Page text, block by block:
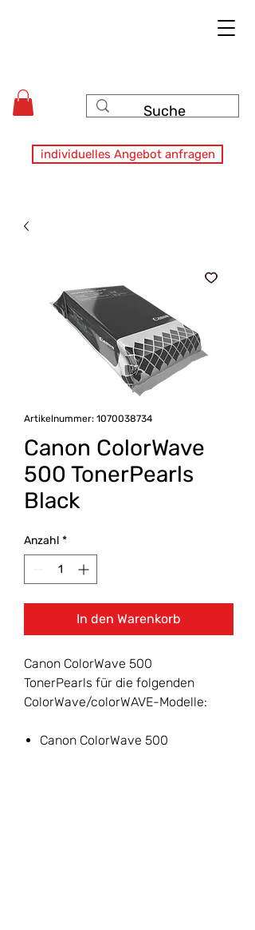
individuelles Angebot anfragen
Artikelnummer: 1070038734
Canon ColorWave
500 TonerPearls
Black
Anzahl *
In den Warenkorb
Canon ColorWave 500
TonerPearls für die folgenden
ColorWave/colorWAVE-Modelle:
Canon ColorWave 500